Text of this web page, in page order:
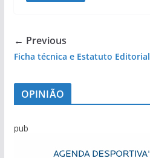
← Previous
Ficha técnica e Estatuto Editorial
OPINIÃO
pub